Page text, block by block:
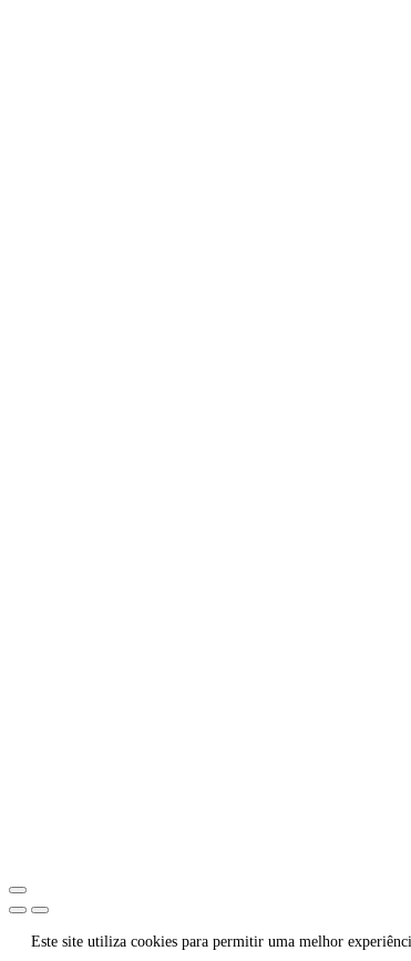
Este site utiliza cookies para permitir uma melhor